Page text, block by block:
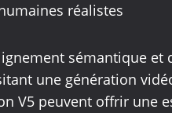
réalistes
sémantique et
une génération
V5 peuvent offrir une